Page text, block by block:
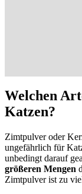
Welchen
Katzen?
Zimtpulver oder
ungefährlich für
unbedingt darauf
größeren Mengen
Zimtpulver ist zu